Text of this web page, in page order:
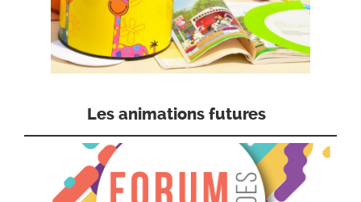
Les animations futures